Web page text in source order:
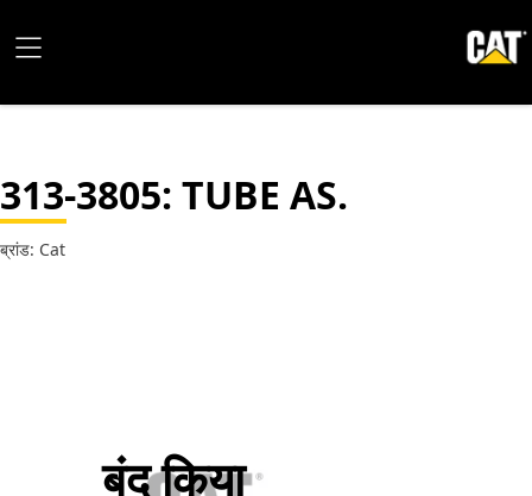
313-3805: TUBE AS.
ब्रांड: Cat
बंद किया